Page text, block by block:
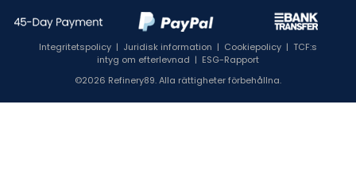
Integritetspolicy | Juridisk information | Cookiepolicy | TCF:s
intyg om efterlevnad | ESG-Rapport
©2026 Refinery89. Alla rättigheter förbehållna.